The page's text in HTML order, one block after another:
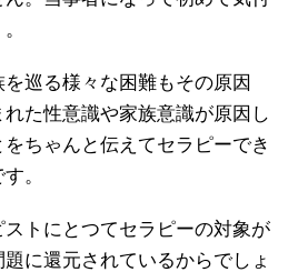
巡る様々な困難もその原因
た性意識や家族意識が原因し
ちゃんと伝えてセラピーでき
。
トにとつてセラピーの対象が
に還元されているからでしょ